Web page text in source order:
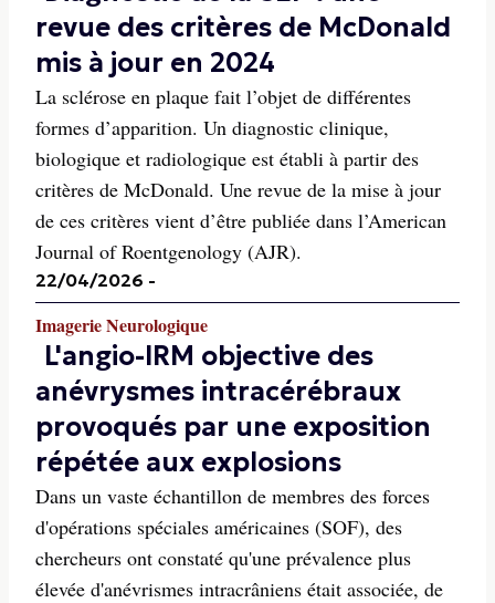
revue des critères de McDonald
mis à jour en 2024
La sclérose en plaque fait l’objet de différentes
formes d’apparition. Un diagnostic clinique,
biologique et radiologique est établi à partir des
critères de McDonald. Une revue de la mise à jour
de ces critères vient d’être publiée dans l’American
Journal of Roentgenology (AJR).
22/04/2026 -
Imagerie Neurologique
L'angio-IRM objective des
anévrysmes intracérébraux
provoqués par une exposition
répétée aux explosions
Dans un vaste échantillon de membres des forces
d'opérations spéciales américaines (SOF), des
chercheurs ont constaté qu'une prévalence plus
élevée d'anévrismes intracrâniens était associée, de